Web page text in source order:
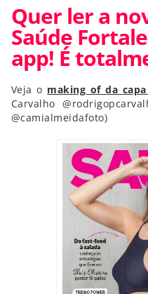
Quer ler a
Saúde
app! É
Veja o making of da capa
Carvalho
@camialmeidafoto)